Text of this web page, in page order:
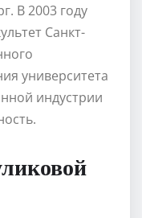
В 2003 году
Санкт-
университета
индустрии